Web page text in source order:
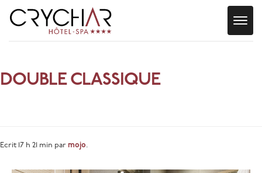
DOUBLE CLASSIQUE» DOUBLE
Ecrit 17 h 21 min par mojo.